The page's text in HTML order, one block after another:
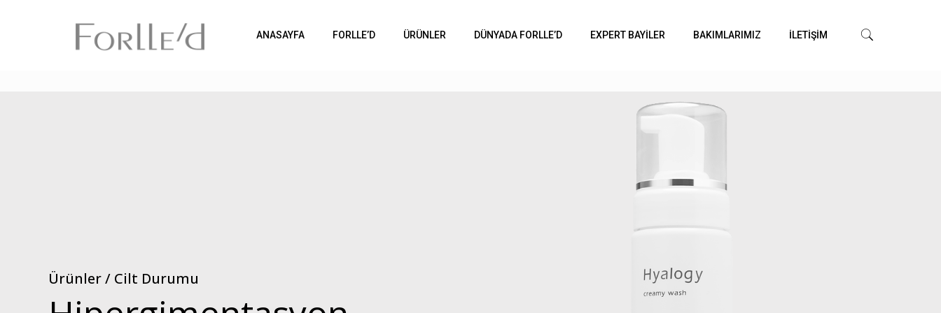
ANASAYFA FORLLE’D ÜRÜNLER DÜNYADA FORLLE’D EXPERT BAYİLER BAKIMLARIMIZ İLETİŞİM
Ürünler / Cilt Durumu